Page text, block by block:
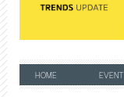
HOME EVENT